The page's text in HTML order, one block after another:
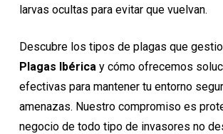
larvas ocultas para evitar que vuelvan.
Descubre los tipos de plagas que
Plagas Ibéricay cómo ofrecemos
efectivas para mantener tu entorno
amenazas. Nuestro compromiso es
negocio de todo tipo de invasores no